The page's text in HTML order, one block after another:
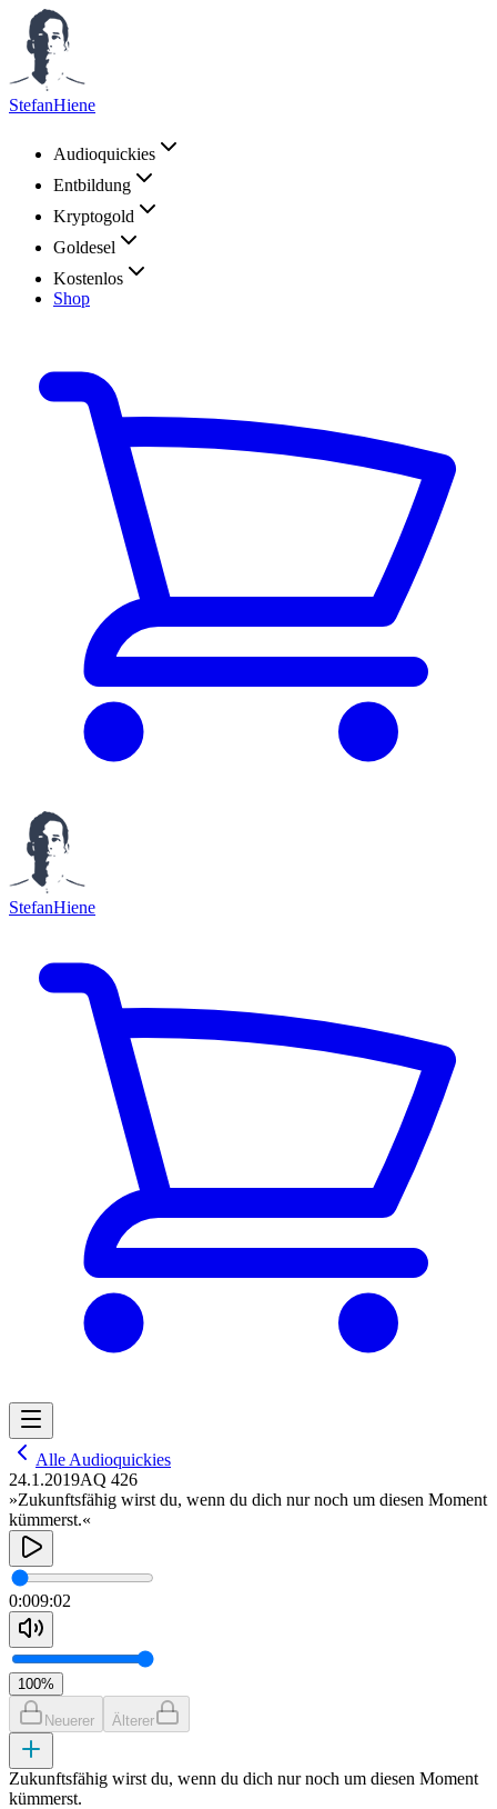
StefanHiene
Audioquickies
Entbildung
Kryptogold
Goldesel
Kostenlos
Shop
StefanHiene
Alle Audioquickies
24.1.2019AQ 426
»Zukunftsfähig wirst du, wenn du dich nur noch um diesen Moment
kümmerst.«
0:009:02
100%
Neuerer Älterer
Zukunftsfähig wirst du, wenn du dich nur noch um diesen Moment
kümmerst.